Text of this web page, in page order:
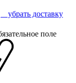
убрать доставку
поле